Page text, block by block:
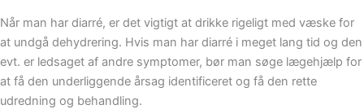
Når man har diarré, er det vigtigt at drikke rigeligt med væske for
at undgå dehydrering. Hvis man har diarré i meget lang tid og den
evt. er ledsaget af andre symptomer, bør man søge lægehjælp for
at få den underliggende årsag identificeret og få den rette
udredning og behandling.